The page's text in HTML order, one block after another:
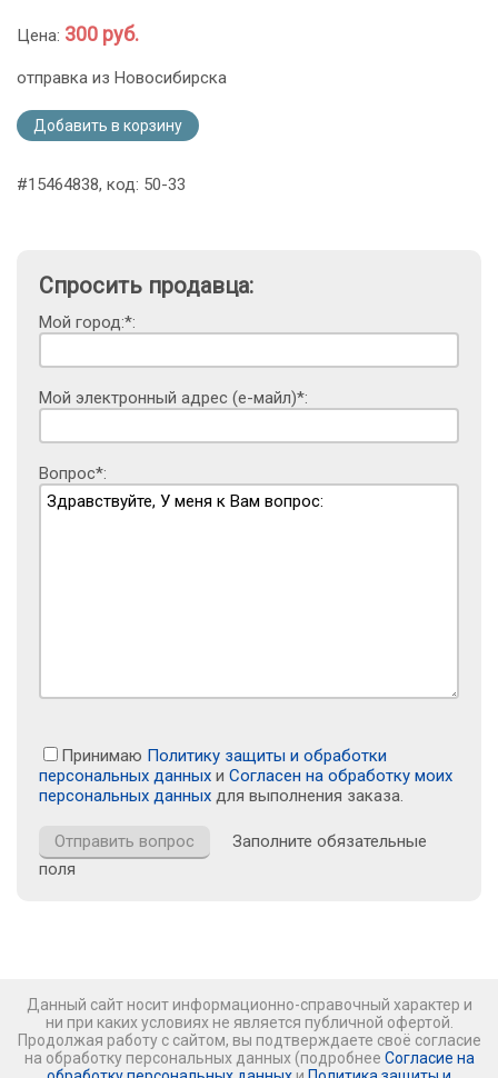
Цена: 300 руб.
отправка из Новосибирска
Добавить в корзину
#15464838, код: 50-33
Спросить продавца:
Мой город:*:
Мой электронный адрес (е-майл)*:
Вопрос*:
Принимаю Политику защиты и обработки
персональных данных и Согласен на обработку моих
персональных данных для выполнения заказа.
Заполните обязательные
поля
Данный сайт носит информационно-справочный характер и
ни при каких условиях не является публичной офертой.
Продолжая работу с сайтом, вы подтверждаете своё согласие
на обработку персональных данных (подробнее Согласие на